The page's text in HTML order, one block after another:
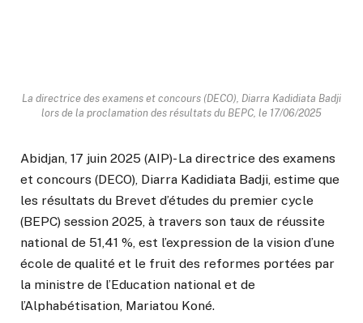
La directrice des examens et concours (DECO), Diarra Kadidiata Badji
lors de la proclamation des résultats du BEPC, le 17/06/2025
Abidjan, 17 juin 2025 (AIP)- La directrice des examens
et concours (DECO), Diarra Kadidiata Badji, estime que
les résultats du Brevet d’études du premier cycle
(BEPC) session 2025, à travers son taux de réussite
national de 51,41 %, est l’expression de la vision d’une
école de qualité et le fruit des reformes portées par
la ministre de l’Education national et de
l’Alphabétisation, Mariatou Koné.